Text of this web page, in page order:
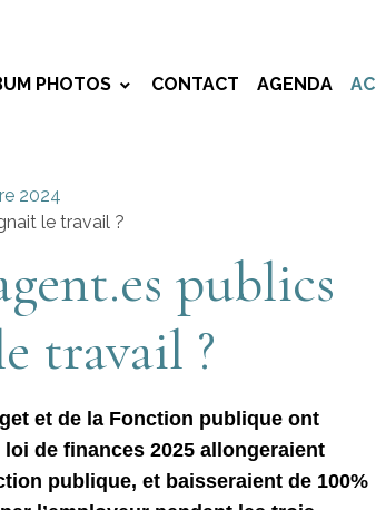
PHOTOS CONTACT AGENDA
2024
le travail ?
publics
travail ?
et de la Fonction publique ont
de finances 2025 allongeraient
publique, et baisseraient de 100%